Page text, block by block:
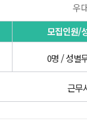
우
모집인원/
0명 / 성별
근무